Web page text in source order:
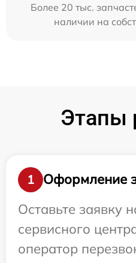
Более 20 тыс.
наличии на
Этапы
1
Оформление
Оставьте заявку
сервисного
оператор